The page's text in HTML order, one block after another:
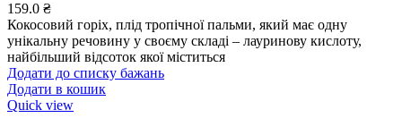
159.0 ₴
Кокосовий горіх, плід тропічної пальми, який має одну
унікальну речовину у своєму складі – лауринову кислоту,
найбільший відсоток якої міститься
Додати до списку бажань
Додати в кошик
Quick view